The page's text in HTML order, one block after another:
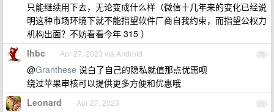
只能继续用下去，无论变成什么样（微信十几年来的变化已经说
明这种市场环境下就不能指望软件厂商自我约束，而指望公权力
机构出面？不妨看看今年 315 ）
76
lhbc Apr 27, 2023 via Android
@Granthese 说白了自己的隐私就值那点优惠呗
绕过苹果审核可以提供更多方便和优惠哦
77
Leonard Apr 27, 2023